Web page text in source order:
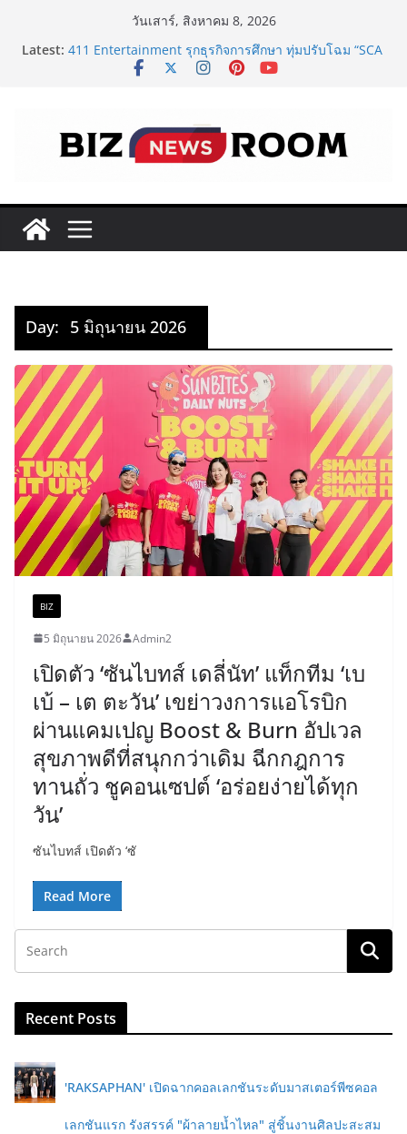
วันเสาร์, สิงหาคม 8, 2026
Latest: 411 Entertainment รุกธุรกิจการศึกษา ทุ่มปรับโฉม “SCA
PLUS” ยกระดับสถาบันสอนศิลปะการแสดงสู่มาตรฐาน
เลกชันแรก รังสรรค์ “ผ้าลายน้ำไหล” สู่ชิ้นงานศิลปะสะสม
สุดลิมิเต็ด ถ่ายทอดภูมิปัญญาท้องถิ่นสู่สุนทรียภาพระดับ
สากล
ททท. จับมือ TransNusa Airline – Traveloka ยกระดับ
การเชื่อมโยงไทย–อินโดนีเซีย ดันไทยสู่จุดหมายปลายทาง
คุณภาพ เชื่อม Asean Tourism และ Muslim-Friendly
แคมเปญ ‘#มากกว่ามหกรรมกีฬา ALL IN ASIAN GAMES’
Day: 5 มิถุนายน 2026
BIZ
5 มิถุนายน 2026 Admin2
เปิดตัว ‘ซันไบทส์ เดลี่นัท’ แท็กทีม ‘เบ
เบ้ – เต ตะวัน’ เขย่าวงการแอโรบิก
ผ่านแคมเปญ Boost & Burn อัปเวล
สุขภาพดีที่สนุกกว่าเดิม ฉีกกฎการ
ทานถั่ว ชูคอนเซปต์ ‘อร่อยง่ายได้ทุก
วัน’
ซันไบทส์ เปิดตัว ‘ซั
Read More
Recent Posts
'RAKSAPHAN' เปิดฉากคอลเลกชันระดับมาสเตอร์พีซคอล
เลกชันแรก รังสรรค์ "ผ้าลายน้ำไหล" สู่ชิ้นงานศิลปะสะสม